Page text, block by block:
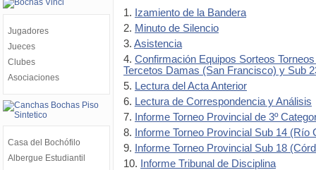
Jugadores
Jueces
Clubes
Asociaciones
Casa del Bochófilo
Albergue Estudiantil
1. Izamiento de la Bandera
2. Minuto de Silencio
3. Asistencia
4. Confirmación Equipos Sorteos
Tercetos Damas (San Francisco) y Sub
5. Lectura del Acta Anterior
6. Lectura de Correspondencia y Análisis
7.
Informe Torneo Provincial de 3º
8.
Informe Torneo Provincial Sub 14 (Río
9.
Informe Torneo Provincial Sub 18
10.
Informe Tribunal de Disciplina